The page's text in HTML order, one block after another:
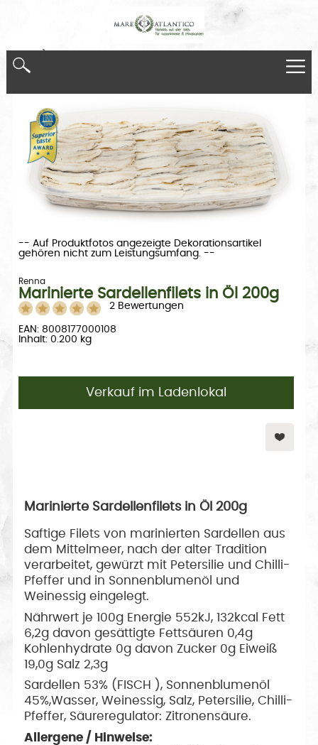
-- Auf Produktfotos angezeigte Dekorationsartikel
gehören nicht zum Leistungsumfang. --
Renna
Marinierte Sardellenfilets in Öl 200g
2 Bewertungen
EAN: 8008177000108
Inhalt: 0.200 kg
Verkauf im Ladenlokal
Marinierte Sardellenfilets in Öl 200g
Saftige Filets von marinierten Sardellen aus
dem Mittelmeer, nach der alter Tradition
verarbeitet, gewürzt mit Petersilie und Chilli-
Pfeffer und in Sonnenblumenöl und
Weinessig eingelegt.
Nährwert je 100g Energie 552kJ, 132kcal Fett
6,2g davon gesättigte Fettsäuren 0,4g
Kohlenhydrate 0g davon Zucker 0g Eiweiß
19,0g Salz 2,3g
Sardellen 53% (FISCH ), Sonnenblumenöl
45%,Wasser, Weinessig, Salz, Petersilie, Chilli-
Pfeffer, Säureregulator: Zitronensäure.
Allergene / Hinweise: